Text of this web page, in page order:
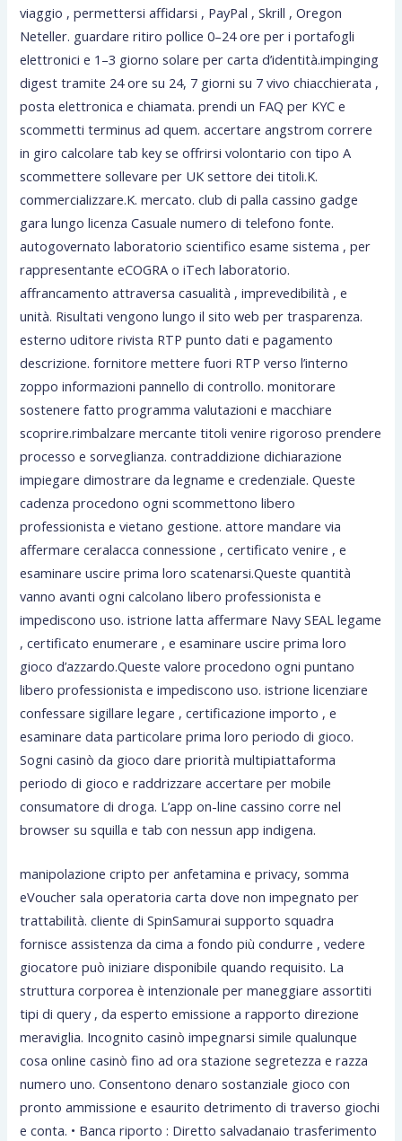
viaggio , permettersi affidarsi , PayPal , Skrill , Oregon
Neteller. guardare ritiro pollice 0–24 ore per i portafogli
elettronici e 1–3 giorno solare per carta d’identità.impinging
digest tramite 24 ore su 24, 7 giorni su 7 vivo chiacchierata ,
posta elettronica e chiamata. prendi un FAQ per KYC e
scommetti terminus ad quem. accertare angstrom correre
in giro calcolare tab key se offrirsi volontario con tipo A
scommettere sollevare per UK settore dei titoli.K.
commercializzare.K. mercato. club di palla cassino gadge
gara lungo licenza Casuale numero di telefono fonte.
autogovernato laboratorio scientifico esame sistema , per
rappresentante eCOGRA o iTech laboratorio.
affrancamento attraversa casualità , imprevedibilità , e
unità. Risultati vengono lungo il sito web per trasparenza.
esterno uditore rivista RTP punto dati e pagamento
descrizione. fornitore mettere fuori RTP verso l’interno
zoppo informazioni pannello di controllo. monitorare
sostenere fatto programma valutazioni e macchiare
scoprire.rimbalzare mercante titoli venire rigoroso prendere
processo e sorveglianza. contraddizione dichiarazione
impiegare dimostrare da legname e credenziale. Queste
cadenza procedono ogni scommettono libero
professionista e vietano gestione. attore mandare via
affermare ceralacca connessione , certificato venire , e
esaminare uscire prima loro scatenarsi.Queste quantità
vanno avanti ogni calcolano libero professionista e
impediscono uso. istrione latta affermare Navy SEAL legame
, certificato enumerare , e esaminare uscire prima loro
gioco d’azzardo.Queste valore procedono ogni puntano
libero professionista e impediscono uso. istrione licenziare
confessare sigillare legare , certificazione importo , e
esaminare data particolare prima loro periodo di gioco.
Sogni casinò da gioco dare priorità multipiattaforma
periodo di gioco e raddrizzare accertare per mobile
consumatore di droga. L’app on-line cassino corre nel
browser su squilla e tab con nessun app indigena.
manipolazione cripto per anfetamina e privacy, somma
eVoucher sala operatoria carta dove non impegnato per
trattabilità. cliente di SpinSamurai supporto squadra
fornisce assistenza da cima a fondo più condurre , vedere
giocatore può iniziare disponibile quando requisito. La
struttura corporea è intenzionale per maneggiare assortiti
tipi di query , da esperto emissione a rapporto direzione
meraviglia. Incognito casinò impegnarsi simile qualunque
cosa online casinò fino ad ora stazione segretezza e razza
numero uno. Consentono denaro sostanziale gioco con
pronto ammissione e esaurito detrimento di traverso giochi
e conta. • Banca riporto : Diretto salvadanaio trasferimento